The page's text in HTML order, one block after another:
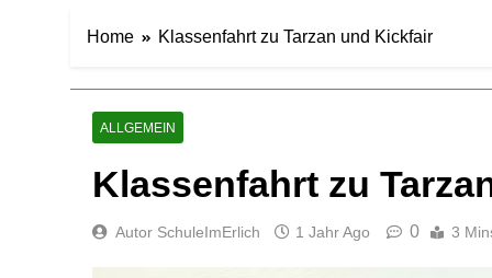
Home Klassenfahrt zu Tarzan und Kickfair
ALLGEMEIN
Klassenfahrt zu
Autor SchuleImErlich 1 Jahr Ago 0 3